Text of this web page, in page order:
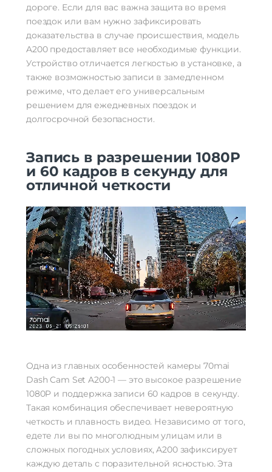
дороге. Если для вас важна защита во время
поездок или вам нужно зафиксировать
доказательства в случае происшествия, модель
A200 предоставляет все необходимые функции.
Устройство отличается легкостью в установке, а
также возможностью записи в замедленном
режиме, что делает его универсальным
решением для ежедневных поездок и
долгосрочной безопасности.
Запись в разрешении 1080P
и 60 кадров в секунду для
отличной четкости
Одна из главных особенностей камеры 70mai
Dash Cam Set A200-1 — это высокое разрешение
1080P и поддержка записи 60 кадров в секунду.
Такая комбинация обеспечивает невероятную
четкость и плавность видео. Независимо от того,
едете ли вы по многолюдным улицам или в
сложных погодных условиях, A200 зафиксирует
каждую деталь с поразительной ясностью. Эта